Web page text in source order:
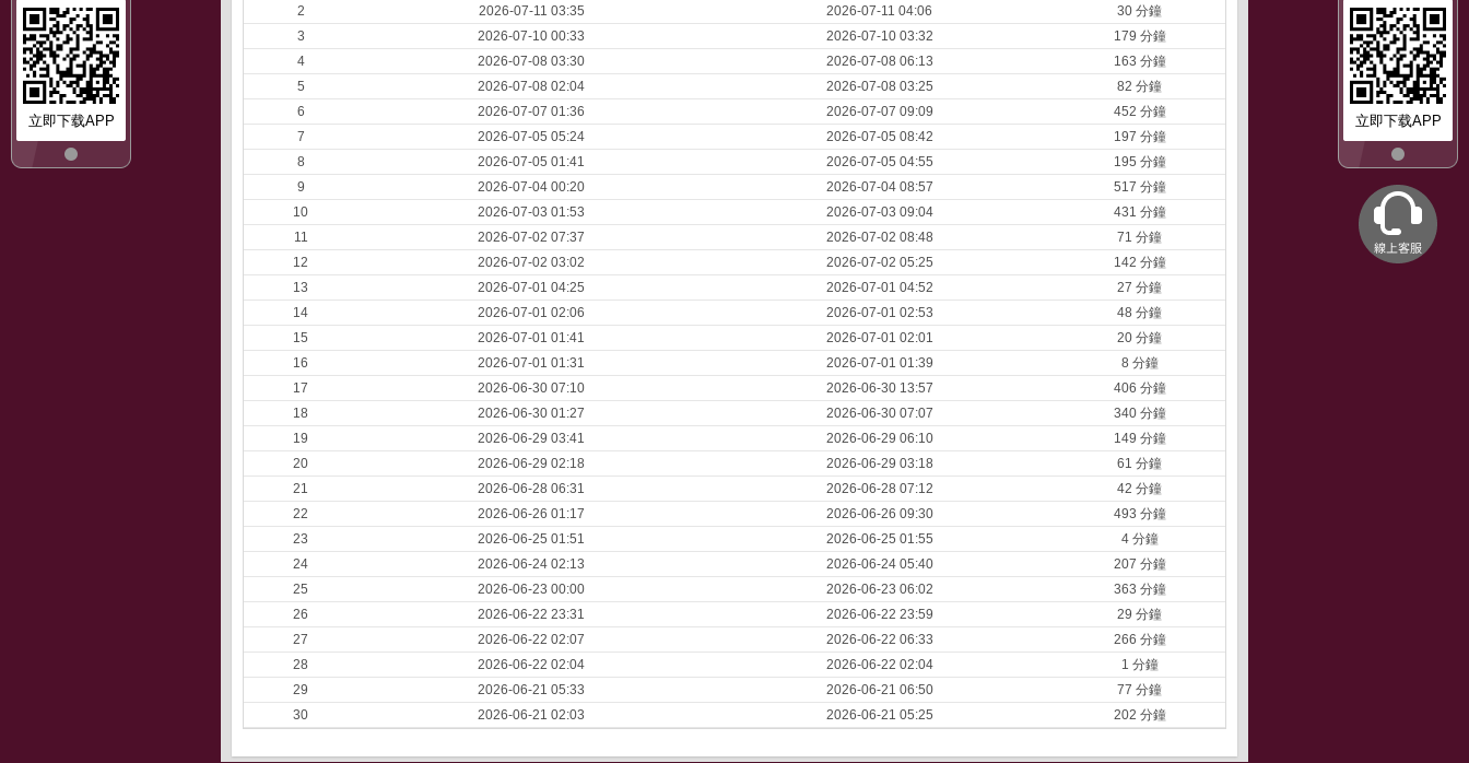
立即下载APP
立即下载APP
2
2026-07-11 03:35 2026-07-11 04:06
30 分鐘
3
2026-07-10 00:33 2026-07-10 03:32
179 分鐘
4
2026-07-08 03:30 2026-07-08 06:13
163 分鐘
5
2026-07-08 02:04 2026-07-08 03:25
82 分鐘
6
2026-07-07 01:36 2026-07-07 09:09
452 分鐘
7
2026-07-05 05:24 2026-07-05 08:42
197 分鐘
8
2026-07-05 01:41 2026-07-05 04:55
195 分鐘
9
2026-07-04 00:20 2026-07-04 08:57
517 分鐘
10
2026-07-03 01:53 2026-07-03 09:04
431 分鐘
11
2026-07-02 07:37 2026-07-02 08:48
71 分鐘
12
2026-07-02 03:02 2026-07-02 05:25
142 分鐘
13
2026-07-01 04:25 2026-07-01 04:52
27 分鐘
14
2026-07-01 02:06 2026-07-01 02:53
48 分鐘
15
2026-07-01 01:41 2026-07-01 02:01
20 分鐘
16
2026-07-01 01:31 2026-07-01 01:39
8 分鐘
17
2026-06-30 07:10 2026-06-30 13:57
406 分鐘
18
2026-06-30 01:27 2026-06-30 07:07
340 分鐘
19
2026-06-29 03:41 2026-06-29 06:10
149 分鐘
20
2026-06-29 02:18 2026-06-29 03:18
61 分鐘
21
2026-06-28 06:31 2026-06-28 07:12
42 分鐘
22
2026-06-26 01:17 2026-06-26 09:30
493 分鐘
23
2026-06-25 01:51 2026-06-25 01:55
4 分鐘
24
2026-06-24 02:13 2026-06-24 05:40
207 分鐘
25
2026-06-23 00:00 2026-06-23 06:02
363 分鐘
26
2026-06-22 23:31 2026-06-22 23:59
29 分鐘
27
2026-06-22 02:07 2026-06-22 06:33
266 分鐘
28
2026-06-22 02:04 2026-06-22 02:04
1 分鐘
29
2026-06-21 05:33 2026-06-21 06:50
77 分鐘
30
2026-06-21 02:03 2026-06-21 05:25 202 分鐘